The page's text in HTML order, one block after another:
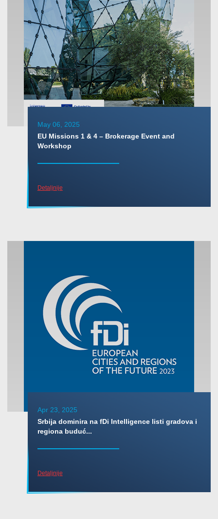
May 06, 2025
EU Missions 1 & 4 – Brokerage Event and
Workshop
Detaljnije
Apr 23, 2025
Srbija dominira na fDi Intelligence listi gradova i
regiona buduć...
Detaljnije